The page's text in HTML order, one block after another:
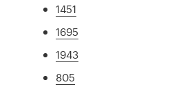
1451
1695
1943
805